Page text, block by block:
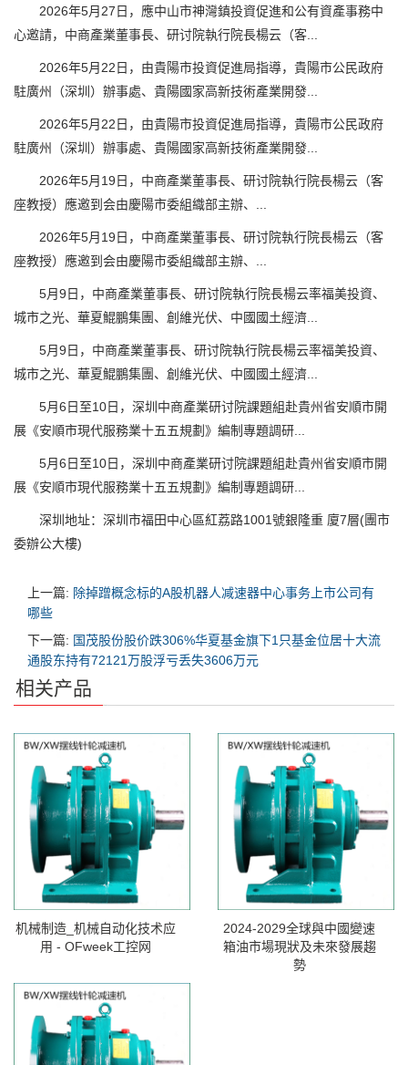
2026年5月27日，應中山市神灣鎮投資促進和公有資產事務中
心邀請，中商產業董事長、研讨院執行院長楊云（客...
2026年5月22日，由貴陽市投資促進局指導，貴陽市公民政府
駐廣州（深圳）辦事處、貴陽國家高新技術產業開發...
2026年5月22日，由貴陽市投資促進局指導，貴陽市公民政府
駐廣州（深圳）辦事處、貴陽國家高新技術產業開發...
2026年5月19日，中商產業董事長、研讨院執行院長楊云（客
座教授）應邀到会由慶陽市委組織部主辦、...
2026年5月19日，中商產業董事長、研讨院執行院長楊云（客
座教授）應邀到会由慶陽市委組織部主辦、...
5月9日，中商產業董事長、研讨院執行院長楊云率福美投資、
城市之光、華夏鯤鵬集團、創維光伏、中國國土經濟...
5月9日，中商產業董事長、研讨院執行院長楊云率福美投資、
城市之光、華夏鯤鵬集團、創維光伏、中國國土經濟...
5月6日至10日，深圳中商產業研讨院課題組赴貴州省安順市開
展《安順市現代服務業十五五規劃》編制專題調研...
5月6日至10日，深圳中商產業研讨院課題組赴貴州省安順市開
展《安順市現代服務業十五五規劃》編制專題調研...
深圳地址：深圳市福田中心區紅荔路1001號銀隆重 廈7層(團市
委辦公大樓)
上一篇: 除掉蹭概念标的A股机器人减速器中心事务上市公司有
哪些
下一篇: 国茂股份股价跌306%华夏基金旗下1只基金位居十大流
通股东持有72121万股浮亏丢失3606万元
相关产品
机械制造_机械自动化技术应
用 - OFweek工控网
2024-2029全球與中國變速
箱油市場現狀及未來發展趨
勢